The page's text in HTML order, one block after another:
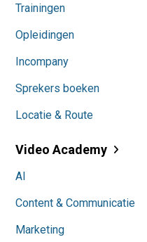
Trainingen
Opleidingen
Incompany
Sprekers boeken
Locatie & Route
Video Academy
AI
Content & Communicatie
Marketing